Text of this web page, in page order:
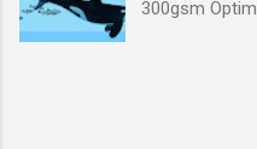
300gsm
ィション：